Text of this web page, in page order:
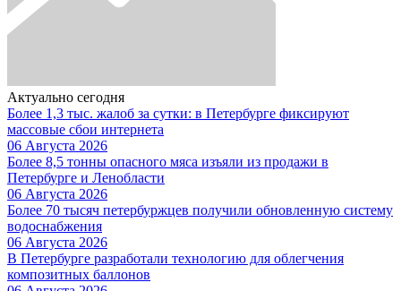
Актуально сегодня
Более 1,3 тыс. жалоб за сутки: в Петербурге фиксируют
массовые сбои интернета
06 Августа 2026
Более 8,5 тонны опасного мяса изъяли из продажи в
Петербурге и Ленобласти
06 Августа 2026
Более 70 тысяч петербуржцев получили обновленную систему
водоснабжения
06 Августа 2026
В Петербурге разработали технологию для облегчения
композитных баллонов